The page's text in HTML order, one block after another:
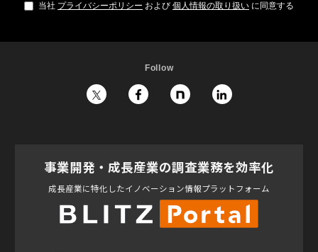
当社 プライバシーポリシー および 個人情報の取り扱い に同意する
Follow
事業開発・成長産業の調査業務を効率化
成長産業に特化したイノベーション情報プラットフォーム